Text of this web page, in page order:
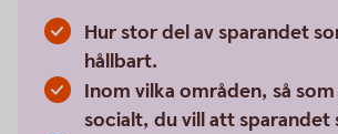
Hur stor del av sparandet
hållbart.
Inom vilka områden, så
socialt, du vill att sparandet